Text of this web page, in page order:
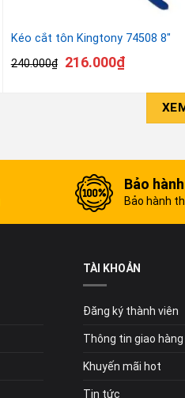
Kéo cắt tôn Kingtony 74508 8″
240.000₫ 216.000₫
Bảo
Bảo hành
TÀI KHOẢN
Đăng ký thành viên
Thông tin giao hàng
Khuyến mãi hot
Tin tức